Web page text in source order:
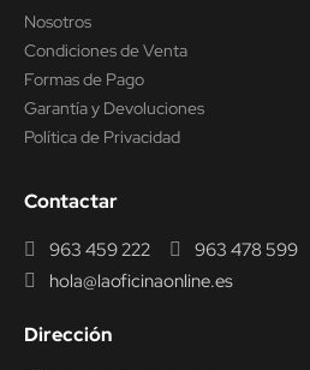
Nosotros
Condiciones de Venta
Formas de Pago
Garantía y Devoluciones
Política de Privacidad
Contactar
963 459 222
963 478 599
hola@laoficinaonline.es
Dirección